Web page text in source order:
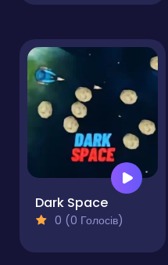
Dark Space
0 (0 Голосів)